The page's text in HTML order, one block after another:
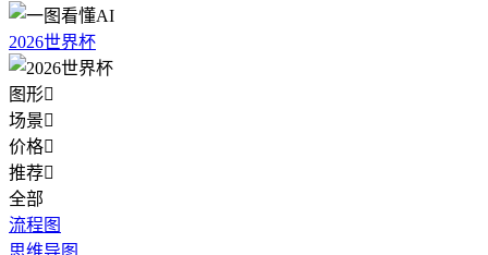
2026世界杯
图形
场景
价格
推荐
全部
流程图
思维导图